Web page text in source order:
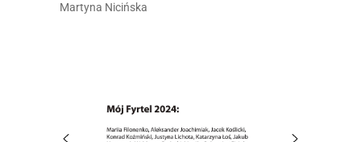
Martyna Nicińska